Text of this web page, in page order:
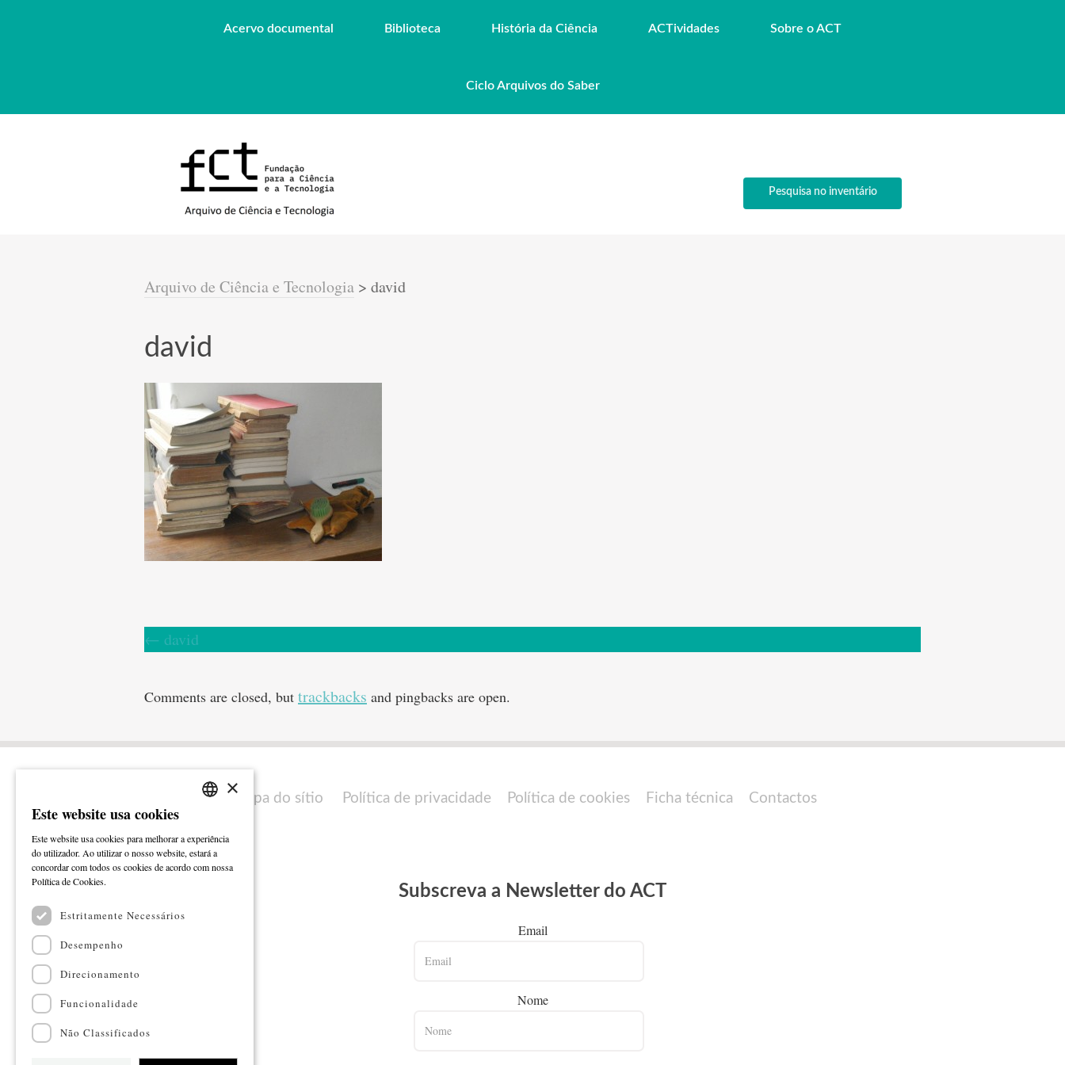
Acervo documental Biblioteca História da Ciência ACTividades Sobre o ACT
Ciclo Arquivos do Saber
Pesquisa no inventário
Arquivo de Ciência e Tecnologia > david
david
← david
Comments are closed, but trackbacks and pingbacks are open.
Mapa do sítio Política de privacidade Política de cookies Ficha técnica Contactos
Subscreva a Newsletter do ACT
Email
Nome
ENGLISH
×
Este website usa cookies
Este website usa cookies para melhorar a experiência
do utilizador. Ao utilizar o nosso website, estará a
concordar com todos os cookies de acordo com nossa
Política de Cookies.
Estritamente Necessários
Desempenho
Direcionamento
Funcionalidade
Não Classificados